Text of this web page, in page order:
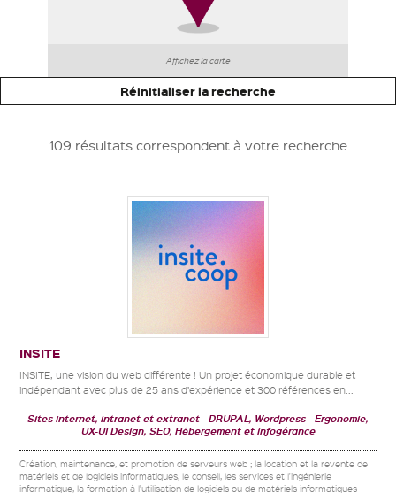
Affichez la carte
Réinitialiser la recherche
109 résultats correspondent à votre recherche
INSITE
INSITE, une vision du web différente ! Un projet économique durable et
indépendant avec plus de 25 ans d’expérience et 300 références en...
Sites internet, intranet et extranet DRUPAL, Wordpress
Ergonomie,
UX-UI Design, SEO, Hébergement et infogérance
Création, maintenance, et promotion de serveurs web ; la location et la revente de
matériels et de logiciels informatiques, le conseil, les services et l'ingénierie
informatique, la formation à l'utilisation de logiciels ou de matériels informatiques